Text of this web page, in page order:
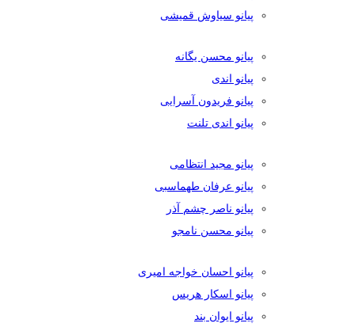
پیانو سیاوش قمیشی
پیانو محسن یگانه
پیانو اندی
پیانو فریدون آسرایی
پیانو اندی تلنت
پیانو مجید انتظامی
پیانو عرفان طهماسبی
پیانو ناصر چشم آذر
پیانو محسن نامجو
پیانو احسان خواجه امیری
پیانو اسکار هریس
پیانو ایوان بند